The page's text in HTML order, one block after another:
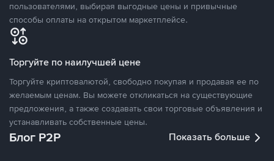
пользователями, выбирая выгодные цены и привычные
способы оплаты на открытом маркетплейсе.
Торгуйте по наилучшей цене
Торгуйте криптовалютой, свободно покупая и продавая ее по
желаемым ценам. Вы можете откликаться на существующие
предложения, а также создавать свои торговые объявления и
устанавливать собственные цены.
Блог P2P Показать больше